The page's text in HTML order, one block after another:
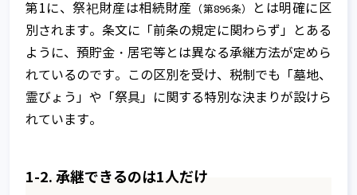
第1に、祭祀財産は相続財産 （第896条）
とは明確に区
別されます。条文に「前条の規定に関わらず」とある
ように、預貯金・居宅等とは異なる承継方法が定めら
れているのです。この区別を受け、税制でも「墓地、
霊びょう」や「祭具」に関する特別な決まりが設けら
れています。
1-2. 承継できるのは1人だけ